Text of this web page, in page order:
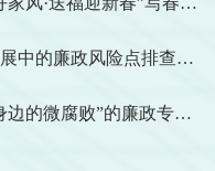
旅游与酒店管理学院举行党员发展中的廉政风险点排查和集体谈话
旅游与酒店管理学院举行“警惕身边的微腐败”的廉政专题党课